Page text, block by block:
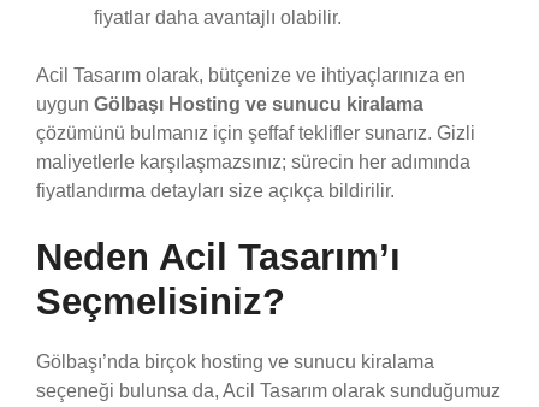
fiyatlar daha avantajlı olabilir.
Acil Tasarım olarak, bütçenize ve ihtiyaçlarınıza en
uygun Gölbaşı Hosting ve sunucu kiralama
çözümünü bulmanız için şeffaf teklifler sunarız. Gizli
maliyetlerle karşılaşmazsınız; sürecin her adımında
fiyatlandırma detayları size açıkça bildirilir.
Neden Acil Tasarım’ı
Seçmelisiniz?
Gölbaşı’nda birçok hosting ve sunucu kiralama
seçeneği bulunsa da, Acil Tasarım olarak sunduğumuz